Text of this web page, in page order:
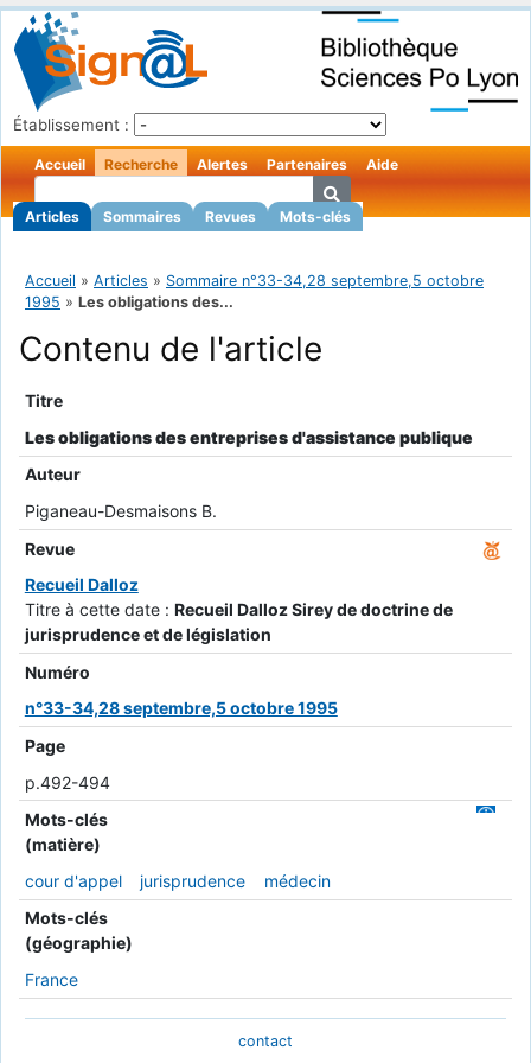
Établissement :
Accueil Recherche
Articles Sommaires Revues Mots-clés
Alertes Partenaires Aide
Accueil » Articles » Sommaire n°33-34,28 septembre,5 octobre
1995 » Les obligations des...
Contenu de l'article
Titre
Les obligations des entreprises d'assistance publique
Auteur
Piganeau-Desmaisons B.
Revue
Recueil Dalloz
Titre à cette date : Recueil Dalloz Sirey de doctrine de
jurisprudence et de législation
Numéro
n°33-34,28 septembre,5 octobre 1995
Page
p.492-494
Mots-clés
(matière)
cour d'appel
jurisprudence
médecin
Mots-clés
(géographie)
France
contact